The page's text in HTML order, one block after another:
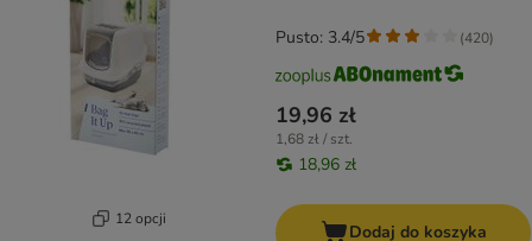
12 opcji
19,96 zł
1,68 zł / szt.
18,96 zł
Pusto: 3.4/5 (420)
Dodaj do koszyka